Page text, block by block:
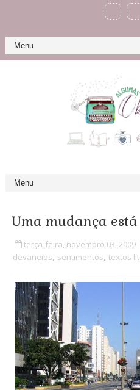
Uma mudança
terça-feira, novembro 03, 2009
devaneios, sentimentos, textos